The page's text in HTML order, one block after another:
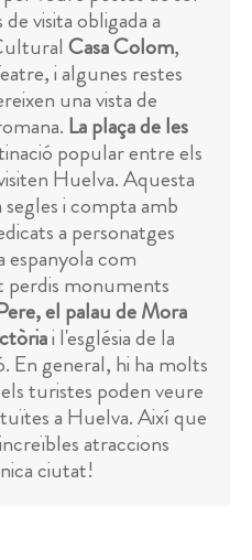
visita obligada a
Casa Colom,
i algunes restes
una vista de
La plaça de les
popular entre els
Huelva. Aquesta
segles i compta amb
a personatges
espanyola com
monuments
el palau de Mora
i l'església de la
En general, hi ha molts
turistes poden veure
a Huelva. Així que
atraccions
ciutat!